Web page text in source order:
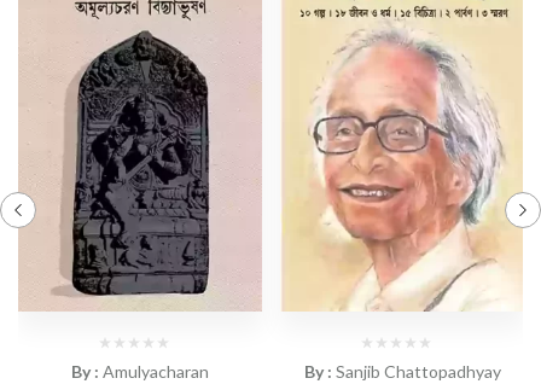
By : Amulyacharan
By : Sanjib Chattopadhyay